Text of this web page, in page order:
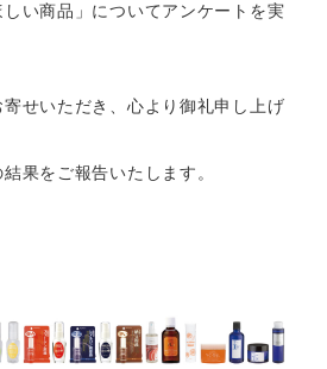
しい商品」についてアンケートを実
せいただき、心より御礼申し上げ
果をご報告いたします。